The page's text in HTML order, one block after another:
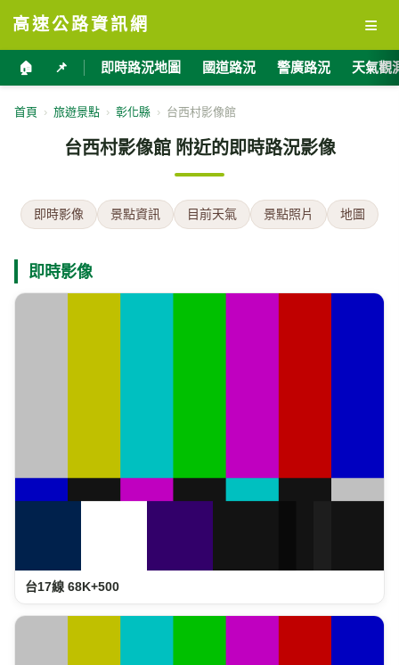
高速公路資訊網 ≡
🏠 📌 即時路況地圖 國道路況 警廣路況 天氣觀
首頁 › 旅遊景點 › 彰化縣 › 台西村影像館
台西村影像館 附近的即時路況影像
即時影像 景點資訊 目前天氣 景點照片 地圖
即時影像
台17線 68K+500